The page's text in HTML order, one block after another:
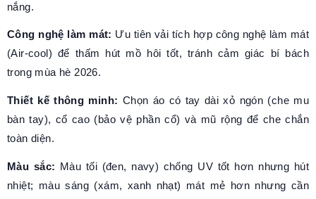
nắng.
Công nghệ làm mát: Ưu tiên vải tích hợp công nghệ làm mát
(Air-cool) để thấm hút mồ hôi tốt, tránh cảm giác bí bách
trong mùa hè 2026.
Thiết kế thông minh: Chọn áo có tay dài xỏ ngón (che mu
bàn tay), cổ cao (bảo vệ phần cổ) và mũ rộng để che chắn
toàn diện.
Màu sắc: Màu tối (đen, navy) chống UV tốt hơn nhưng hút
nhiệt; màu sáng (xám, xanh nhạt) mát mẻ hơn nhưng cần